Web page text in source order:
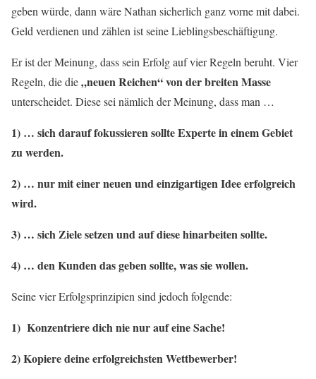
geben würde, dann wäre Nathan sicherlich ganz vorne mit dabei.
Geld verdienen und zählen ist seine Lieblingsbeschäftigung.
Er ist der Meinung, dass sein Erfolg auf vier Regeln beruht. Vier
Regeln, die die„neuen Reichen“ von der breiten Masse
unterscheidet. Diese sei nämlich der Meinung, dass man …
1) … sich darauf fokussieren sollte Experte in einem Gebiet
zu werden.
2) … nur mit einer neuen und einzigartigen Idee erfolgreich
wird.
3) … sich Ziele setzen und auf diese hinarbeiten sollte.
4) … den Kunden das geben sollte, was sie wollen.
Seine vier Erfolgsprinzipien sind jedoch folgende:
1) Konzentriere dich nie nur auf eine Sache!
2) Kopiere deine erfolgreichsten Wettbewerber!